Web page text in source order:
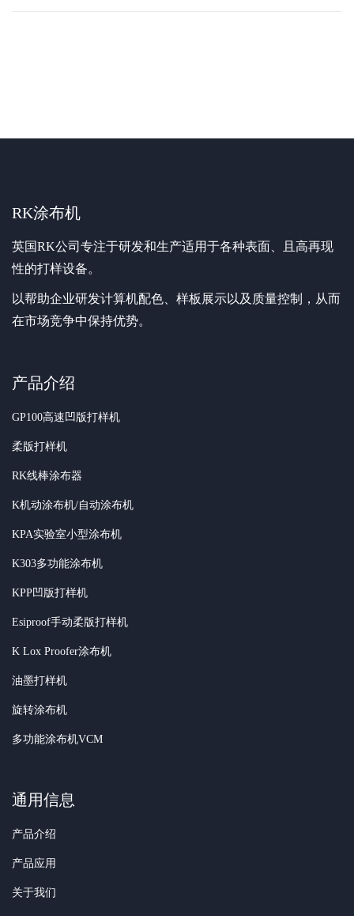
RK涂布机
英国RK公司专注于研发和生产适用于各种表面、且高再现
性的打样设备。
以帮助企业研发计算机配色、样板展示以及质量控制，从而
在市场竞争中保持优势。
产品介绍
GP100高速凹版打样机
柔版打样机
RK线棒涂布器
K机动涂布机/自动涂布机
KPA实验室小型涂布机
K303多功能涂布机
KPP凹版打样机
Esiproof手动柔版打样机
K Lox Proofer涂布机
油墨打样机
旋转涂布机
多功能涂布机VCM
通用信息
产品介绍
产品应用
关于我们